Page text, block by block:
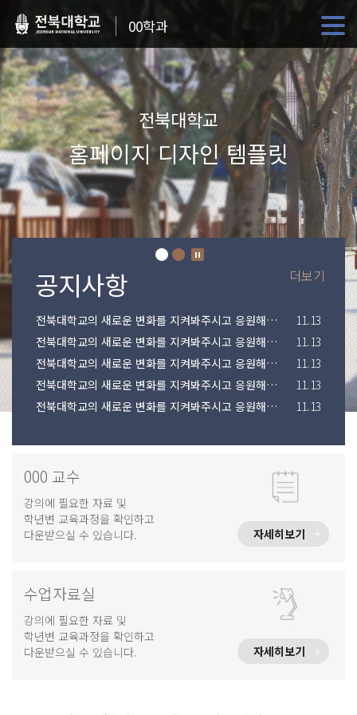
00학과
전북대학교
홈페이지 디자인 템플릿
전북대학교의 새로운 변화를 지켜봐주시고 응원해주시기 바랍니다.
11.13
전북대학교의 새로운 변화를 지켜봐주시고 응원해주시기 바랍니다.
11.13
전북대학교의 새로운 변화를 지켜봐주시고 응원해주시기 바랍니다.
11.13
전북대학교의 새로운 변화를 지켜봐주시고 응원해주시기 바랍니다.
11.13
전북대학교의 새로운 변화를 지켜봐주시고 응원해주시기 바랍니다.
11.13
더보기
000 교수
강의에 필요한 자료 및
학년변 교육과정을 확인하고
다운받으실 수 있습니다.
자세히보기
수업자료실
강의에 필요한 자료 및
학년변 교육과정을 확인하고
다운받으실 수 있습니다.
자세히보기